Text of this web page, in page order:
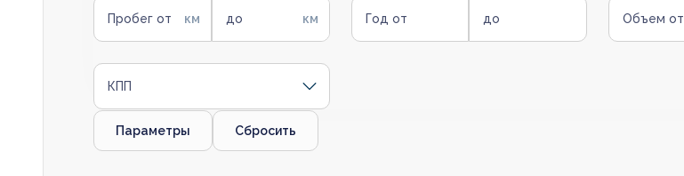
Пробег от до Год от до Объем от
КПП
Параметры Сбросить